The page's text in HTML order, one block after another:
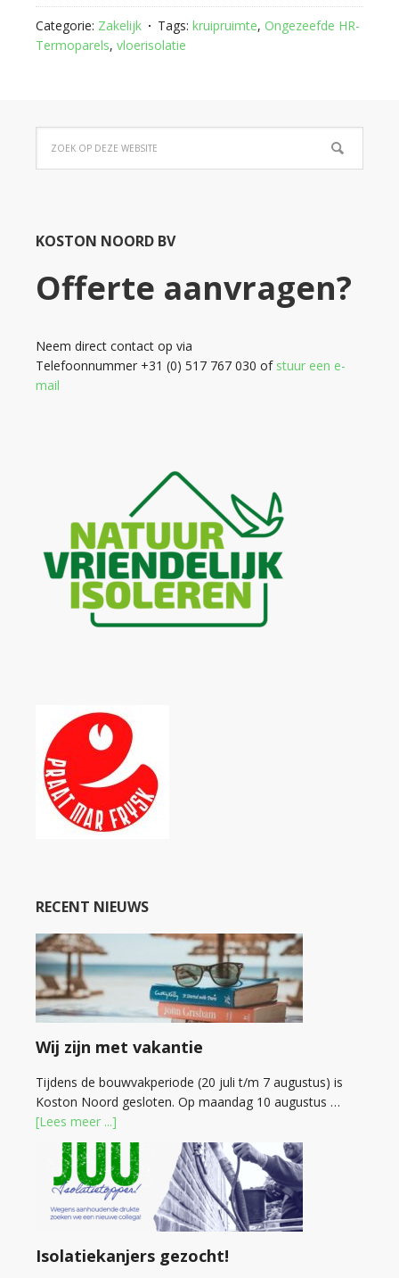
Categorie: Zakelijk Tags: kruipruimte, Ongezeefde HR-
Termoparels, vloerisolatie
KOSTON NOORD BV
Offerte aanvragen?
Neem direct contact op via
Telefoonnummer +31 (0) 517 767 030 of stuur een e-
mail
RECENT NIEUWS
Wij zijn met vakantie
Tijdens de bouwvakperiode (20 juli t/m 7 augustus) is
Koston Noord gesloten. Op maandag 10 augustus …
[Lees meer ...]
Isolatiekanjers gezocht!